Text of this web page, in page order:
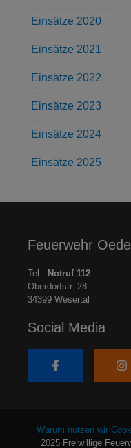
Einsätze 2020
Einsätze 2021
Einsätze 2022
Einsätze 2023
Einsätze 2024
Einsätze 2025
Feuerwehr
Tel.: Notruf 112
Oberdorfstr. 28
34399 Wesertal
Social Media
Warum nutzen wir
2025 Freiwillige